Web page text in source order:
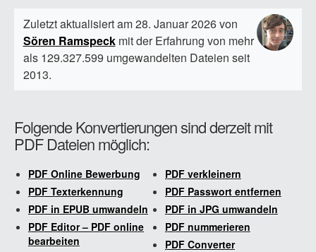
Zuletzt aktualisiert am 28. Januar 2026 von
Sören Ramspeckmit der Erfahrung von mehr
als 129.327.599 umgewandelten Dateien seit
2013.
Folgende Konvertierungen sind derzeit mit
PDF Dateien möglich:
PDF Online Bewerbung
PDF verkleinern
PDF Texterkennung
PDF Passwort entfernen
PDF in EPUB umwandeln
PDF in JPG umwandeln
PDF Editor – PDF online
bearbeiten
PDF nummerieren
PDF Converter